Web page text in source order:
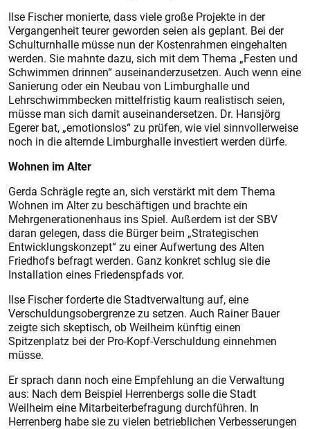
Ilse Fischer monierte, dass viele große Projekte in der
Vergangenheit teurer geworden seien als geplant. Bei der
Schulturnhalle müsse nun der Kostenrahmen eingehalten
werden. Sie mahnte dazu, sich mit dem Thema „Festen und
Schwimmen drinnen“ auseinanderzusetzen. Auch wenn eine
Sanierung oder ein Neubau von Limburghalle und
Lehrschwimmbecken mittelfristig kaum realistisch seien,
müsse man sich damit auseinandersetzen. Dr. Hansjörg
Egerer bat, „emotionslos“ zu prüfen, wie viel sinnvollerweise
noch in die alternde Limburghalle investiert werden dürfe.
Wohnen im Alter
Gerda Schrägle regte an, sich verstärkt mit dem Thema
Wohnen im Alter zu beschäftigen und brachte ein
Mehrgenerationenhaus ins Spiel. Außerdem ist der SBV
daran gelegen, dass die Bürger beim „Strategischen
Entwicklungskonzept“ zu einer Aufwertung des Alten
Friedhofs befragt werden. Ganz konkret schlug sie die
Installation eines Friedenspfads vor.
Ilse Fischer forderte die Stadtverwaltung auf, eine
Verschuldungsobergrenze zu setzen. Auch Rainer Bauer
zeigte sich skeptisch, ob Weilheim künftig einen
Spitzenplatz bei der Pro-Kopf-Verschuldung einnehmen
müsse.
Er sprach dann noch eine Empfehlung an die Verwaltung
aus: Nach dem Beispiel Herrenbergs solle die Stadt
Weilheim eine Mitarbeiterbefragung durchführen. In
Herrenberg habe sie zu vielen betrieblichen Verbesserungen